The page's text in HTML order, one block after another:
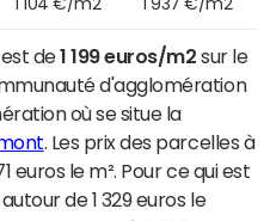
1 104 €/m2 1 937 €/m2
est de1 199 euros/m2 sur le
d'agglomération
où se situe la
. Les prix des parcelles à
euros le m². Pour ce qui est
de 1 329 euros le